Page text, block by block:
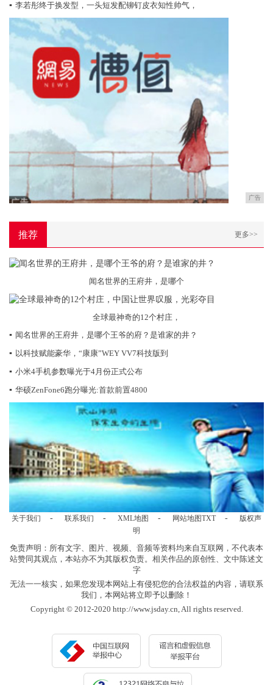
▪ 李若彤终于换发型，一头短发配铆钉皮衣知性帅气，
广告
推荐 更多>>
闻名世界的王府井，是哪个
全球最神奇的12个村庄，
▪ 闻名世界的王府井，是哪个王爷的府？是谁家的井？
▪ 以科技赋能豪华，“康康”WEY VV7科技版到
▪ 小米4手机参数曝光于4月份正式公布
▪ 华硕ZenFone6跑分曝光:首款前置4800
关于我们 - 联系我们 - XML地图 - 网站地图TXT -
版权声
明
免责声明：所有文字、图片、视频、音频等资料均来自互联网，不代表本
站赞同其观点，本站亦不为其版权负责。相关作品的原创性、文中陈述文
字
无法一一核实，如果您发现本网站上有侵犯您的合法权益的内容，请联系
我们，本网站将立即予以删除！
Copyright © 2012-2020 http://www.jsday.cn, All rights reserved.